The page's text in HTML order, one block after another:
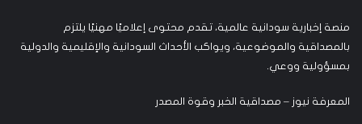
منصة إخبارية سودانية عالمية، تقدم محتوى إعلاميًا مهنيًا يلتزم
بالمصداقية والموضوعية، ويواكب الأحداث السودانية والإقليمية والدولية
بمسؤولية ووعي.
المعرفة نيوز – مصداقية الخبر وقوة المصدر